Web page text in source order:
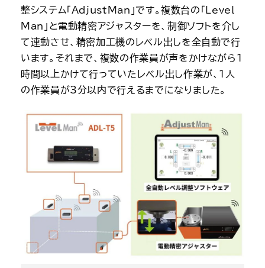
整システム「AdjustMan」です。複数台の「Level
Man」と電動精密アジャスターを、制御ソフトを介し
て連動させ、精密加工機のレベル出しを全自動で行
います。それまで、複数の作業員が声をかけながら1
時間以上かけて行っていたレベル出し作業が、1人
の作業員が3分以内で行えるまでになりました。